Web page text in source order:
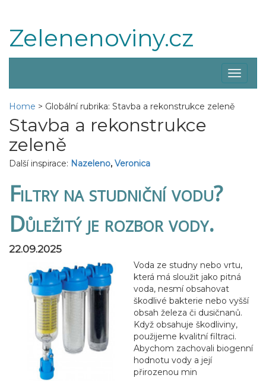
Zelenenoviny.cz
menu
Home > Globální rubrika: Stavba a rekonstrukce zeleně
Stavba a rekonstrukce
zeleně
Další inspirace: Nazeleno, Veronica
Filtry na studniční vodu?
Důležitý je rozbor vody.
22.09.2025
Voda ze studny nebo vrtu,
která má sloužit jako pitná
voda, nesmí obsahovat
škodlivé bakterie nebo vyšší
obsah železa či dusičnanů.
Když obsahuje škodliviny,
použijeme kvalitní filtraci.
Abychom zachovali biogenní
hodnotu vody a její
přirozenou min